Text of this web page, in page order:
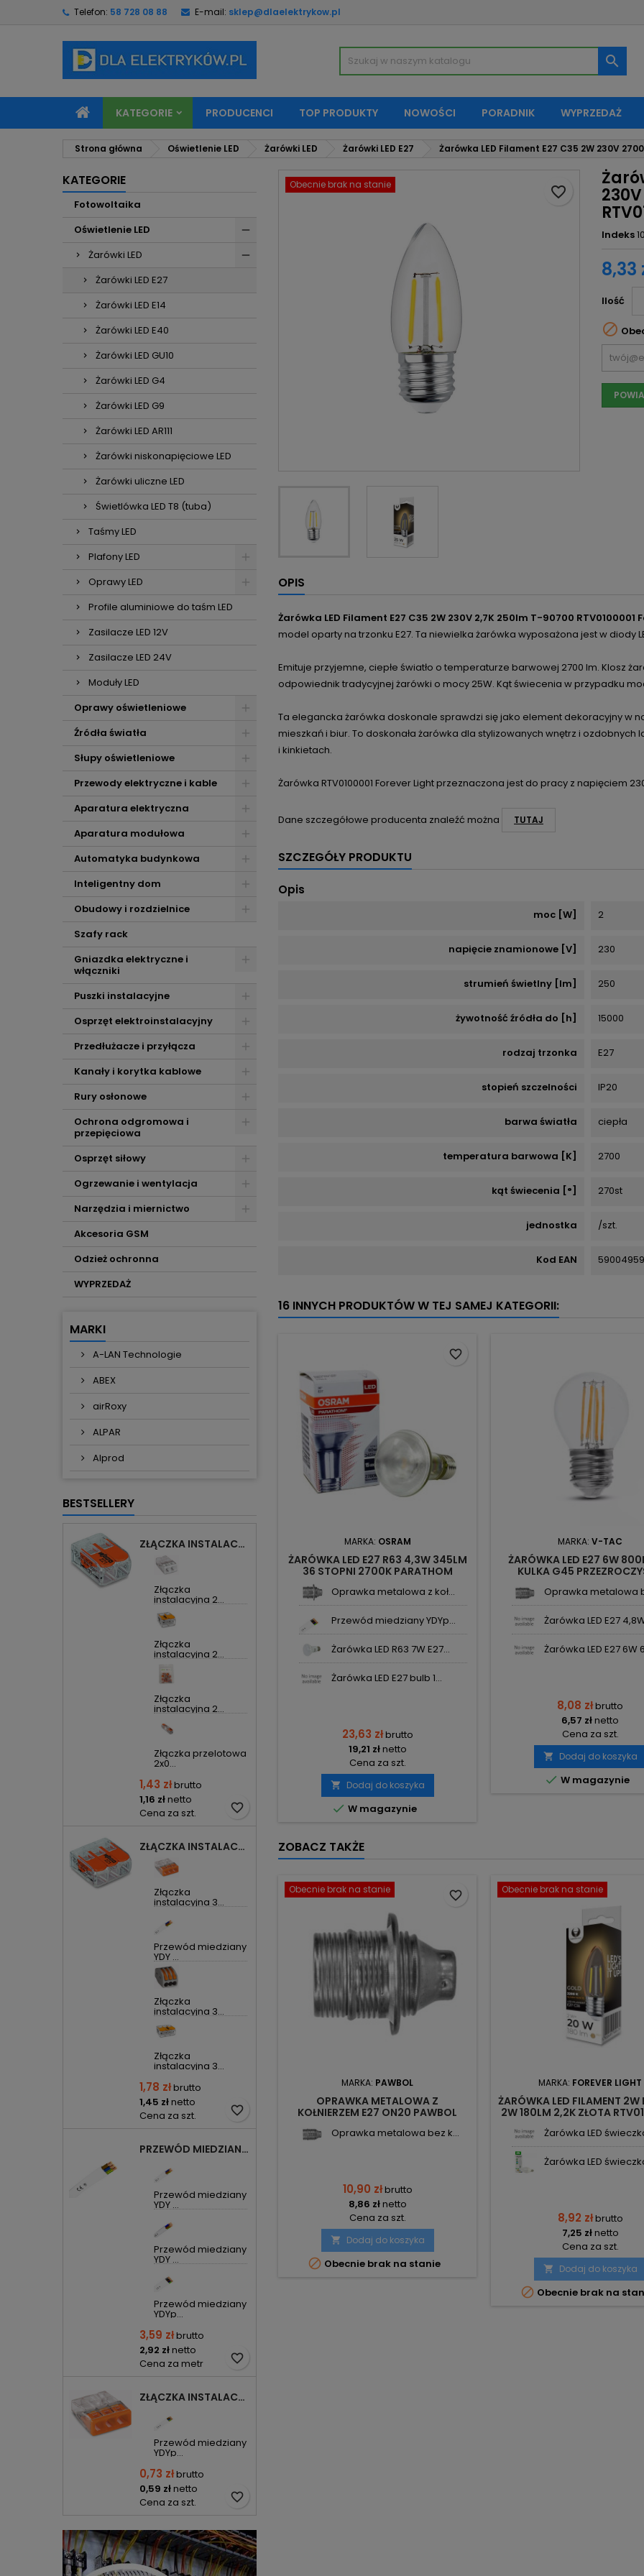
Telefon: 58 728 08 88 E-mail: sklep@dlaelektrykow.pl

KATEGORIE PRODUCENCI TOP PRODUKTY NOWOŚCI PORADNIK WYPRZEDAŻ
Strona główna Oświetlenie LED Żarówki LED Żarówki LED E27 Żarówka LED Filament E27 C35 2W 230V
KATEGORIE
Fotowoltaika
Oświetlenie LED
Żarówki LED
Żarówki LED E27
Żarówki LED E14
Żarówki LED E40
Żarówki LED GU10
Żarówki LED G4
Żarówki LED G9
Żarówki LED AR111
Żarówki niskonapięciowe LED
Żarówki uliczne LED
Świetlówka LED T8 (tuba)
Taśmy LED
Plafony LED
Oprawy LED
Profile aluminiowe do taśm LED
Zasilacze LED 12V
Zasilacze LED 24V
Moduły LED
Oprawy oświetleniowe
Źródła światła
Słupy oświetleniowe
Przewody elektryczne i kable
Aparatura elektryczna
Aparatura modułowa
Automatyka budynkowa
Inteligentny dom
Obudowy i rozdzielnice
Szafy rack
Gniazdka elektryczne i
włączniki
Puszki instalacyjne
Osprzęt elektroinstalacyjny
Przedłużacze i przyłącza
Kanały i korytka kablowe
Rury osłonowe
Ochrona odgromowa i
przepięciowa
Osprzęt siłowy
Ogrzewanie i wentylacja
Narzędzia i miernictwo
Akcesoria GSM
Odzież ochronna
WYPRZEDAŻ
MARKI
A-LAN Technologie
ABEX
airRoxy
ALPAR
Alprod
BESTSELLERY
ZŁĄCZKA INSTALACYJNA 2X UNIWERSALNA COMPACT 221-412 WAGO
Złączka
instalacyjna 2...
Złączka
instalacyjna 2...
Złączka
instalacyjna 2...
Złączka przelotowa
2x0...
1,43 złbrutto
1,16 złnetto
Cena za szt.
favorite_border
ZŁĄCZKA INSTALACYJNA 3X UNIWERSALNA COMPACT 221-413 WAGO
Złączka
instalacyjna 3...
Przewód miedziany
YDY ...
Złączka
instalacyjna 3...
Złączka
instalacyjna 3...
1,78 złbrutto
1,45 złnetto
Cena za szt.
favorite_border
PRZEWÓD MIEDZIANY YDYP DRUT 3X1,5MM2 ŻO 450/750V
Przewód miedziany
YDY ...
Przewód miedziany
YDY ...
Przewód miedziany
YDYp...
3,59 złbrutto
2,92 złnetto
Cena za metr
favorite_border
ZŁĄCZKA INSTALACYJNA 3X COMPACT POMARAŃCZOWA 2273-203 WAGO
Przewód miedziany
YDYp...
0,73 złbrutto
0,59 złnetto
Cena za szt.
favorite_border
Obecnie brak na stanie
Indeks
8,33
Ilość
favorite_border

OPIS
Żarówka LED Filament E27 C35 2W 230V 2,7K 250lm T-90700 RTV0100001
model oparty na trzonku E27. Ta niewielka żarówka wyposażona jest w diody
Emituje przyjemne, ciepłe światło o temperaturze barwowej 2700 lm. Klosz
odpowiednik tradycyjnej żarówki o mocy 25W. Kąt świecenia w przypadku
Ta elegancka żarówka doskonale sprawdzi się jako element dekoracyjny w
mieszkań i biur. To doskonała żarówka dla stylizowanych wnętrz i
i kinkietach.
Żarówka RTV0100001 Forever Light przeznaczona jest do pracy z napięciem
Dane szczegółowe producenta znaleźć można TUTAJ
SZCZEGÓŁY PRODUKTU
Opis
moc [W] 2
napięcie znamionowe [V] 230
strumień świetlny [lm] 250
żywotność źródła do [h] 15000
rodzaj trzonka E27
stopień szczelności IP20
barwa światła ciepła
temperatura barwowa [K] 2700
kąt świecenia [°] 270st
jednostka /szt.
Kod EAN
16 INNYCH PRODUKTÓW W TEJ SAMEJ KATEGORII:
MARKA: OSRAM
ŻARÓWKA LED E27 R63 4,3W 345LM
36 STOPNI 2700K PARATHOM
Oprawka metalowa z koł...
Przewód miedziany YDYp...
Żarówka LED R63 7W E27...
Żarówka LED E27 bulb 1...
23,63 złbrutto
19,21 złnetto
Cena za szt.
 Dodaj do koszyka
 W magazynie
favorite_border
MARKA: V-TAC
ŻARÓWKA LED E27 6W
KULKA G45
Oprawka metalowa
Żarówka LED E27
Żarówka LED E27 6W
8,08 złbrutto
6,57 złnetto
Cena za szt.
 Dodaj do koszyka
 W magazynie
ZOBACZ TAKŻE
Obecnie brak na stanie
MARKA: PAWBOL
OPRAWKA METALOWA Z
KOŁNIERZEM E27 ON20 PAWBOL
Oprawka metalowa bez k...
10,90 złbrutto
8,86 złnetto
Cena za szt.
 Dodaj do koszyka
 Obecnie brak na stanie
favorite_border Obecnie brak na stanie
MARKA: FOREVER LIGHT
ŻARÓWKA LED FILAMENT 2W
2W 180LM 2,2K ZŁOTA
Żarówka LED
Żarówka LED
8,92 złbrutto
7,25 złnetto
Cena za szt.
 Dodaj do koszyka
 Obecnie brak na
Moje listy życzeń
Utwórz nową listę
Utwórz listę życzeń
Zaloguj się
Musisz być zalogowany by zapisać produkty na swojej liście życzeń.